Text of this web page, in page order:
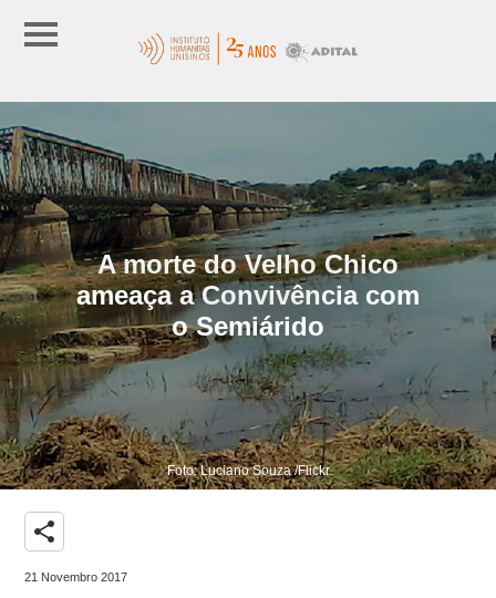
A morte do Velho Chico
ameaça a Convivência com
o Semiárido
Foto: Luciano Souza /Flickr
share
21 Novembro 2017